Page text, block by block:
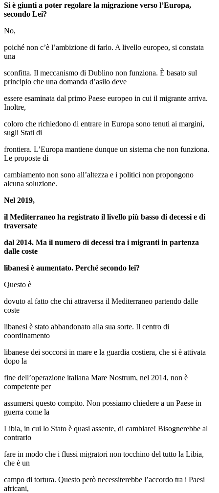
Si è giunti a poter regolare la migrazione verso l’Europa,
secondo Lei?
No,
poiché non c’è l’ambizione di farlo. A livello europeo, si constata
una
sconfitta. Il meccanismo di Dublino non funziona. È basato sul
principio che una domanda d’asilo deve
essere esaminata dal primo Paese europeo in cui il migrante arriva.
Inoltre,
coloro che richiedono di entrare in Europa sono tenuti ai margini,
sugli Stati di
frontiera. L’Europa mantiene dunque un sistema che non funziona.
Le proposte di
cambiamento non sono all’altezza e i politici non propongono
alcuna soluzione.
Nel 2019,
il Mediterraneo ha registrato il livello più basso di decessi e di
traversate
dal 2014. Ma il numero di decessi tra i migranti in partenza
dalle coste
libanesi è aumentato. Perché secondo lei?
Questo è
dovuto al fatto che chi attraversa il Mediterraneo partendo dalle
coste
libanesi è stato abbandonato alla sua sorte. Il centro di
coordinamento
libanese dei soccorsi in mare e la guardia costiera, che si è attivata
dopo la
fine dell’operazione italiana Mare Nostrum, nel 2014, non è
competente per
assumersi questo compito. Non possiamo chiedere a un Paese in
guerra come la
Libia, in cui lo Stato è quasi assente, di cambiare! Bisognerebbe al
contrario
fare in modo che i flussi migratori non tocchino del tutto la Libia,
che è un
campo di tortura. Questo però necessiterebbe l’accordo tra i Paesi
africani,